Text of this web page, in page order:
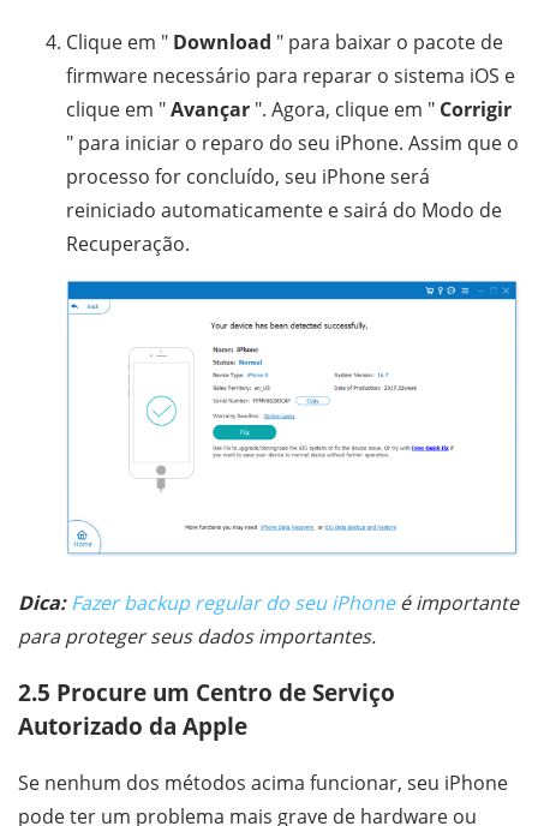
Clique em " Download " para baixar o pacote de
firmware necessário para reparar o sistema iOS e
clique em "Avançar ". Agora, clique em " Corrigir
" para iniciar o reparo do seu iPhone. Assim que o
processo for concluído, seu iPhone será
reiniciado automaticamente e sairá do Modo de
Recuperação.
Dica: Fazer backup regular do seu iPhoneé importante
para proteger seus dados importantes.
2.5 Procure um Centro de Serviço
Autorizado da Apple
Se nenhum dos métodos acima funcionar, seu iPhone
pode ter um problema mais grave de hardware ou